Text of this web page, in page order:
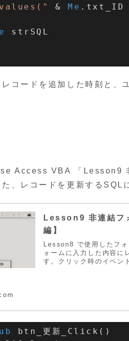
& Me .txt_ID
strSQL
コードを追加した時刻と、
Access VBA 「Lesson9
、レコードを更新するSQL
Lesson9 非連結フ
編】
Lesson8 で使用したフォ
ォームに入力した内容
す。クリック時のイベン